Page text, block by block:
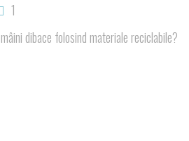
1
dibace folosind materiale reciclabile?